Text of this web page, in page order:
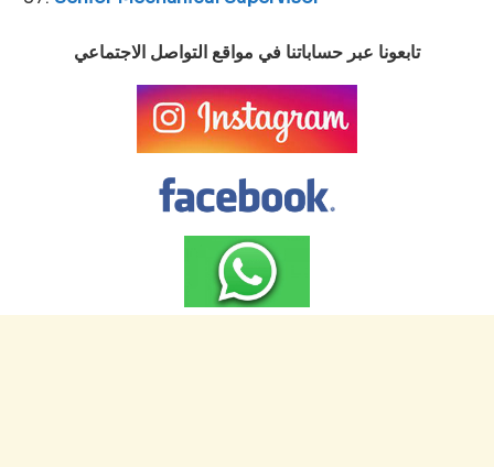
تابعونا عبر حساباتنا في مواقع التواصل الاجتماعي